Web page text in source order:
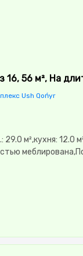
16, 56 м², На
Ush Qońyr
м²,кухня: 12.0